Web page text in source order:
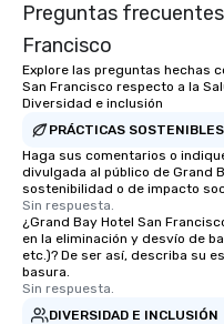
Preguntas
Francisco
Explore las preguntas hechas
San Francisco respecto a la
Diversidad e inclusión
PRÁCTICAS SOSTENIBLES
Haga sus comentarios o
divulgada al público de Grand
sostenibilidad o de impacto
Sin respuesta.
¿Grand Bay Hotel San
en la eliminación y desvío de
etc.)? De ser así, describa su
basura.
Sin respuesta.
DIVERSIDAD E INCLUSIÓN